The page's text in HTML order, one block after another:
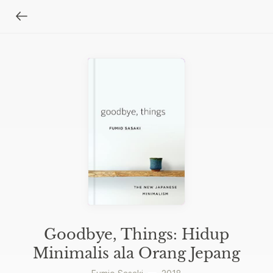
Goodbye, Things: Hidup
Minimalis ala Orang Jepang